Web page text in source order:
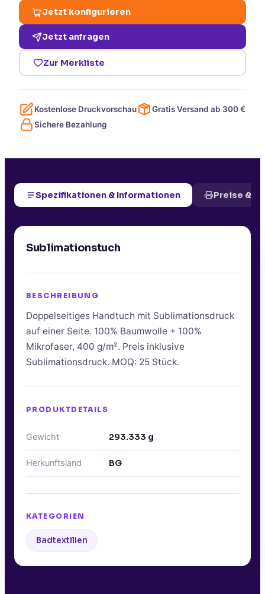
Jetzt konfigurieren
Jetzt anfragen
Zur Merkliste
Kostenlose Druckvorschau Gratis Versand ab 300€
Sichere Bezahlung
Spezifikationen & Informationen Preise &
Sublimationstuch
BESCHREIBUNG
Doppelseitiges Handtuch mit Sublimationsdruck
auf einer Seite. 100% Baumwolle + 100%
Mikrofaser, 400 g/m². Preis inklusive
Sublimationsdruck. MOQ: 25 Stück.
PRODUKTDETAILS
Gewicht 293.333 g
Herkunftsland BG
KATEGORIEN
Badtextilien